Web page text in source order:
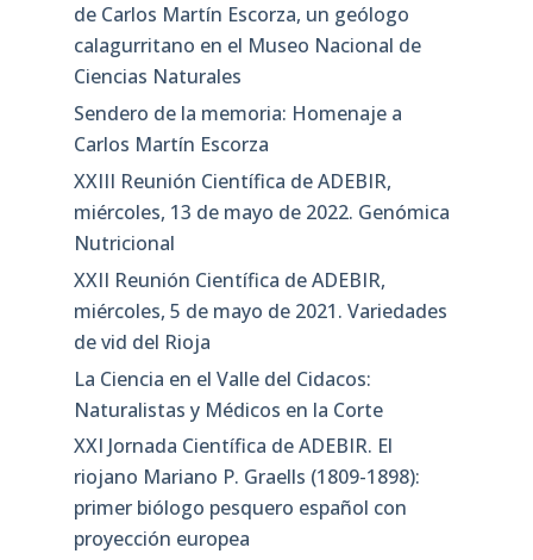
de Carlos Martín Escorza, un geólogo
calagurritano en el Museo Nacional de
Ciencias Naturales
Sendero de la memoria: Homenaje a
Carlos Martín Escorza
XXIII Reunión Científica de ADEBIR,
miércoles, 13 de mayo de 2022. Genómica
Nutricional
XXII Reunión Científica de ADEBIR,
miércoles, 5 de mayo de 2021. Variedades
de vid del Rioja
La Ciencia en el Valle del Cidacos:
Naturalistas y Médicos en la Corte
XXI Jornada Científica de ADEBIR. El
riojano Mariano P. Graells (1809-1898):
primer biólogo pesquero español con
proyección europea